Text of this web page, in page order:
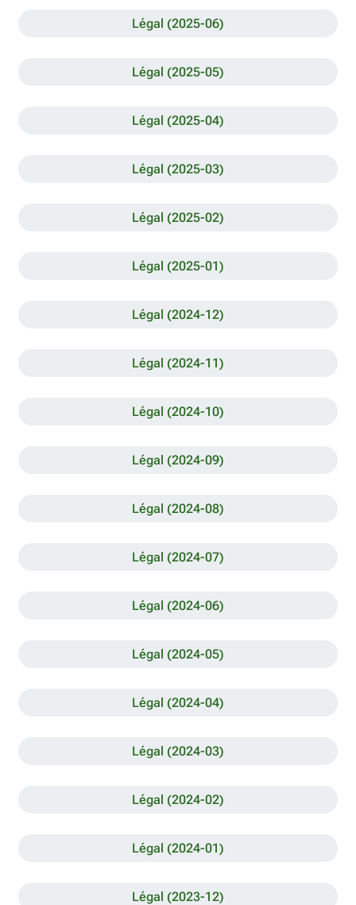
Légal (2025-06)
Légal (2025-05)
Légal (2025-04)
Légal (2025-03)
Légal (2025-02)
Légal (2025-01)
Légal (2024-12)
Légal (2024-11)
Légal (2024-10)
Légal (2024-09)
Légal (2024-08)
Légal (2024-07)
Légal (2024-06)
Légal (2024-05)
Légal (2024-04)
Légal (2024-03)
Légal (2024-02)
Légal (2024-01)
Légal (2023-12)